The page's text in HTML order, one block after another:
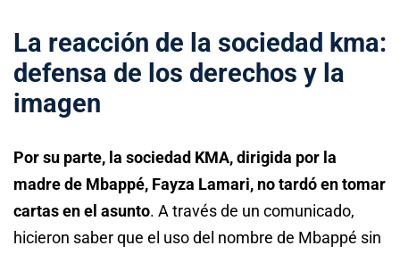
La reacción de la sociedad kma:
defensa de los derechos y la
imagen
Por su parte, la sociedad KMA, dirigida por la
madre de Mbappé, Fayza Lamari, no tardó en tomar
cartas en el asunto. A través de un comunicado,
hicieron saber que el uso del nombre de Mbappé sin